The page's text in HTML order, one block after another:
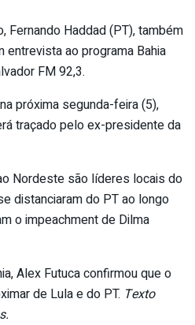
Fernando Haddad (PT), também
entrevista ao programa Bahia
FM 92,3.
próxima segunda-feira (5),
traçado pelo ex-presidente da
Nordeste são líderes locais do
distanciaram do PT ao longo
o impeachment de Dilma
Alex Futuca confirmou que o
de Lula e do PT. Texto